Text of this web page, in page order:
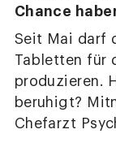
Chance
Seit Mai darf
Tabletten für
produzieren.
beruhigt?
Chefarzt